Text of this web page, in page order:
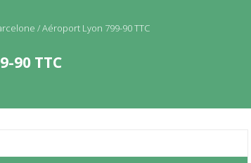
/ Aéroport Lyon 799-90 TTC
90 TTC